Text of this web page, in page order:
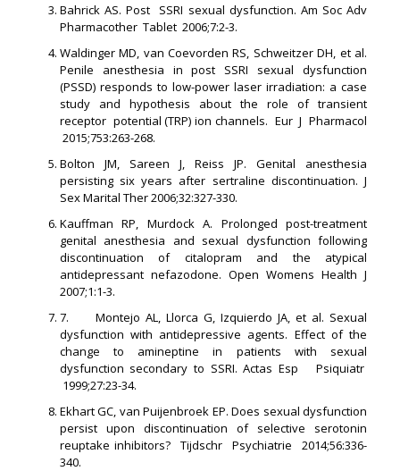
Bahrick AS. Post SSRI sexual dysfunction. Am Soc Adv
Pharmacother Tablet 2006;7:2-3.
Waldinger MD, van Coevorden RS, Schweitzer DH, et al.
Penile anesthesia in post SSRI sexual dysfunction
(PSSD) responds to low-power laser irradiation: a case
study and hypothesis about the role of transient
receptor potential (TRP) ion channels. Eur J Pharmacol
2015;753:263-268.
Bolton JM, Sareen J, Reiss JP. Genital anesthesia
persisting six years after sertraline discontinuation. J
Sex Marital Ther 2006;32:327-330.
Kauffman RP, Murdock A. Prolonged post-treatment
genital anesthesia and sexual dysfunction following
discontinuation of citalopram and the atypical
antidepressant nefazodone. Open Womens Health J
2007;1:1-3.
7. Montejo AL, Llorca G, Izquierdo JA, et al. Sexual
dysfunction with antidepressive agents. Effect of the
change to amineptine in patients with sexual
dysfunction secondary to SSRI. Actas Esp Psiquiatr
1999;27:23-34.
Ekhart GC, van Puijenbroek EP. Does sexual dysfunction
persist upon discontinuation of selective serotonin
reuptake inhibitors? Tijdschr Psychiatrie 2014;56:336-
340.